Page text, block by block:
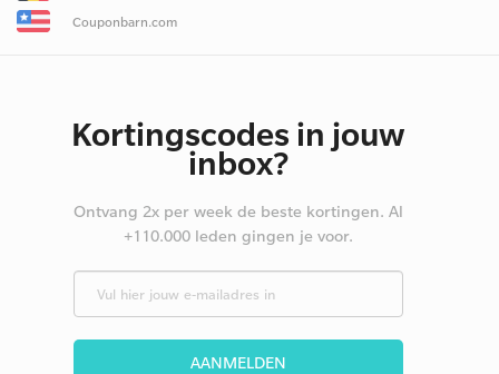
Couponbarn.com
Kortingscodes in jouw
inbox?
Ontvang 2x per week de beste kortingen. Al
+110.000 leden gingen je voor.
AANMELDEN